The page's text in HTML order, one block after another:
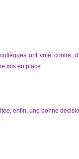
ont voté contre,
mis en place
enfin, une bonne